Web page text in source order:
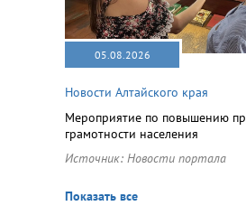
05.08.2026
Новости Алтайского края
Мероприятие по повышению
грамотности населения
Источник: Новости портала
Показать все